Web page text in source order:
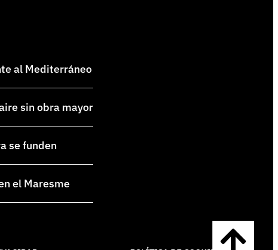
al Mediterráneo
sin obra mayor
se funden
el Maresme